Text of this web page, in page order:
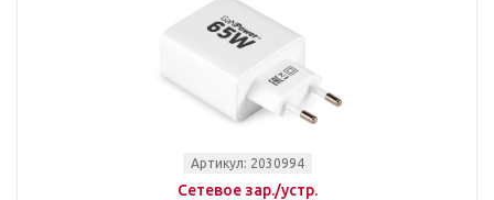
Артикул: 2030994
Сетевое зар./устр.